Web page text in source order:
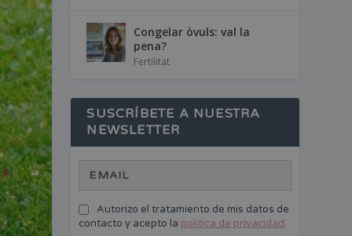
Congelar òvuls: val la
pena?
Fertilitat
SUSCRÍBETE A NUESTRA
NEWSLETTER
Autorizo el tratamiento de mis datos de
contacto y acepto la política de privacidad.